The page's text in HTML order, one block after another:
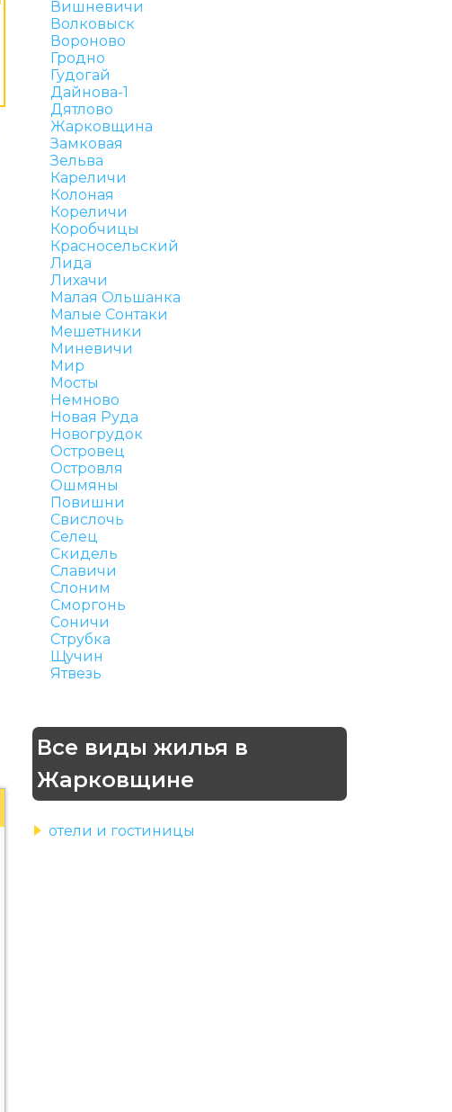
Вишневичи
Волковыск
Вороново
Гродно
Гудогай
Дайнова-1
Дятлово
Жарковщина
Замковая
Зельва
Кареличи
Колоная
Кореличи
Коробчицы
Красносельский
Лида
Лихачи
Малая Ольшанка
Малые Сонтаки
Мешетники
Миневичи
Мир
Мосты
Немново
Новая Руда
Новогрудок
Островец
Островля
Ошмяны
Повишни
Свислочь
Селец
Скидель
Славичи
Слоним
Сморгонь
Соничи
Струбка
Щучин
Ятвезь
Все виды жилья в
Жарковщине
отели и гостиницы